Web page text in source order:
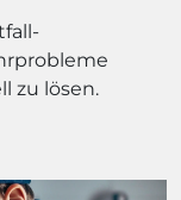
zu lösen.